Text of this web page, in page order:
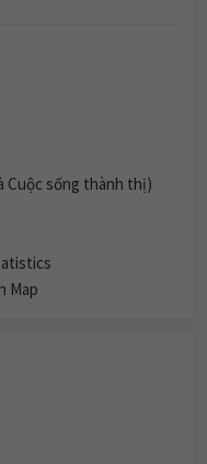
Cuộc sống thành thị)
Map